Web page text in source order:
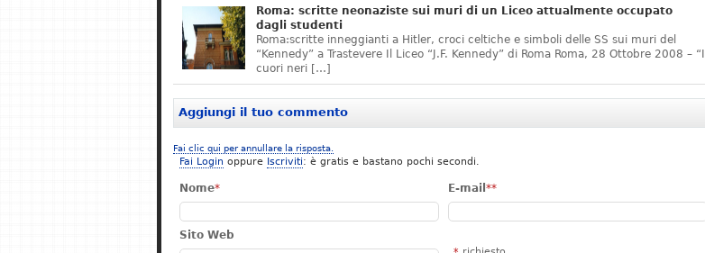
Roma: scritte neonaziste sui muri di un Liceo attualmente occupato
dagli studenti
Roma:scritte inneggianti a Hitler, croci celtiche e simboli delle SS sui muri del
“Kennedy” a Trastevere Il Liceo “J.F. Kennedy” di Roma Roma, 28 Ottobre 2008 – “I
cuori neri […]
Aggiungi il tuo commento
Fai clic qui per annullare la risposta.
Fai Login oppure Iscriviti: è gratis e bastano pochi secondi.
Nome* E-mail **
Sito Web